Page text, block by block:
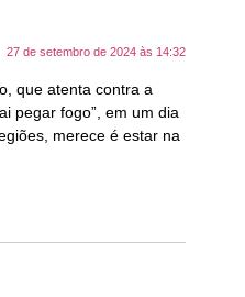
27 de setembro de 2024 às 14:32
que atenta contra a
pegar fogo”, em um dia
merece é estar na